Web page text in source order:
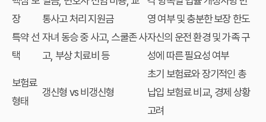
장
통사고 처리 지원금
영 여부 및 충분한 보장 한도
특약 선
택
자녀 동승 중 사고, 스쿨존 사
고, 부상 치료비 등
자신의 운전 환경 및 가족 구
성에 따른 필요성 여부
보험료
형태
갱신형 vs 비갱신형
초기 보험료와 장기적인 총
납입 보험료 비교, 경제 상황
고려